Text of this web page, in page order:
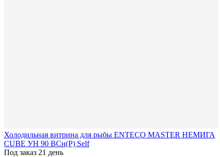
Холодильная витрина для рыбы ENTECO MASTER НЕМИГА
CUBE УН 90 ВСн(Р) Self
Под заказ 21 день